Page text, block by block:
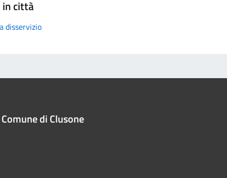
città
disservizio
Comune di Clusone